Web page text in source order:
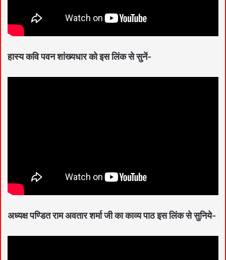
हास्य कवि पवन शांख्यधार को इस लिंक से सुनें-
अध्यक्ष पण्डित राम अवतार शर्मा जी का काव्य पाठ इस लिंक से सुनिये-